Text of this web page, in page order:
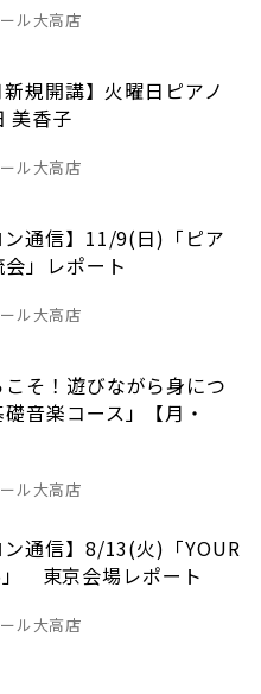
ル大高店
新規開講】火曜日ピアノ
美香子
ル大高店
ン通信】11/9(日)「ピア
」レポート
ル大高店
そ！遊びながら身につ
音楽コース」【月・
ル大高店
ン通信】8/13(火)「YOUR
」 東京会場レポート
ル大高店